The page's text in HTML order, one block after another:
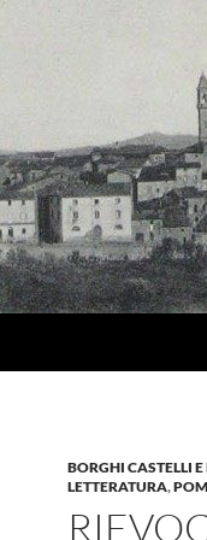
BORGHI CASTELLI E
LETTERATURA,